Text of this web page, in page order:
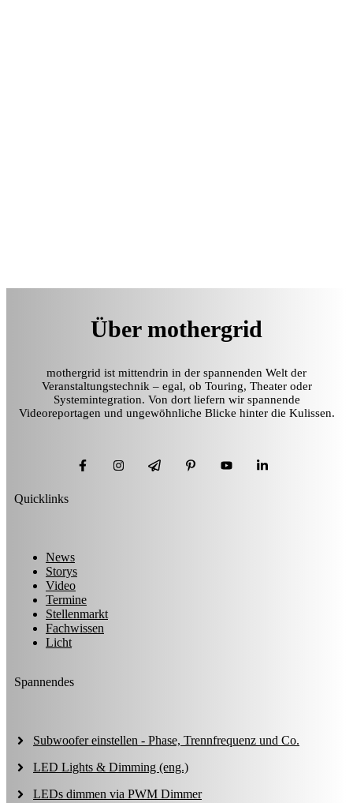
Über mothergrid
mothergrid ist mittendrin in der spannenden Welt der
Veranstaltungstechnik – egal, ob Touring, Theater oder
Systemintegration. Von dort liefern wir spannende
Videoreportagen und ungewöhnliche Blicke hinter die Kulissen.
Quicklinks
News
Storys
Video
Termine
Stellenmarkt
Fachwissen
Licht
Spannendes
Subwoofer einstellen - Phase, Trennfrequenz und Co.
LED Lights & Dimming (eng.)
LEDs dimmen via PWM Dimmer